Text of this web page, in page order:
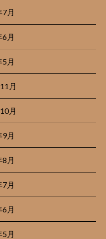
月
月
月
月
月
月
月
月
月
月